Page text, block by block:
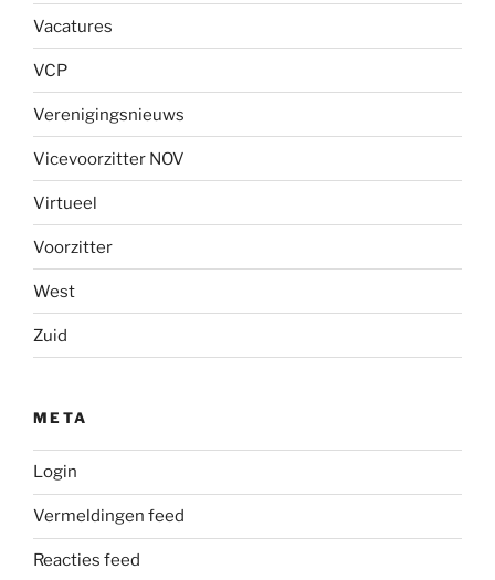
Vacatures
VCP
Verenigingsnieuws
Vicevoorzitter NOV
Virtueel
Voorzitter
West
Zuid
META
Login
Vermeldingen feed
Reacties feed